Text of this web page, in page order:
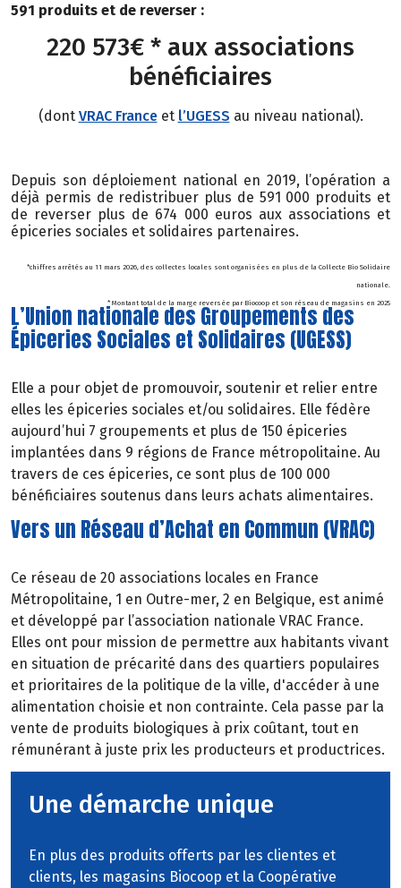
591 produits et de reverser :
220 573€ * aux associations
bénéficiaires
(dont VRAC Franceet l’UGESS au niveau national).
Depuis son déploiement national en 2019, l’opération a
déjà permis de redistribuer plus de 591 000 produits et
de reverser plus de 674 000 euros aux associations et
épiceries sociales et solidaires partenaires.
*chiffres arrêtés au 11 mars 2026, des collectes locales sont organisées en plus de la Collecte Bio Solidaire
nationale.
* Montant total de la marge reversée par Biocoop et son réseau de magasins en 2025
L’Union nationale des Groupements des
Épiceries Sociales et Solidaires (UGESS)
Elle a pour objet de promouvoir, soutenir et relier entre
elles les épiceries sociales et/ou solidaires. Elle fédère
aujourd’hui 7 groupements et plus de 150 épiceries
implantées dans 9 régions de France métropolitaine. Au
travers de ces épiceries, ce sont plus de 100 000
bénéficiaires soutenus dans leurs achats alimentaires.
Vers un Réseau d’Achat en Commun (VRAC)
Ce réseau de 20 associations locales en France
Métropolitaine, 1 en Outre-mer, 2 en Belgique, est animé
et développé par l’association nationale VRAC France.
Elles ont pour mission de permettre aux habitants vivant
en situation de précarité dans des quartiers populaires
et prioritaires de la politique de la ville, d'accéder à une
alimentation choisie et non contrainte. Cela passe par la
vente de produits biologiques à prix coûtant, tout en
rémunérant à juste prix les producteurs et productrices.
Une démarche unique
En plus des produits offerts par les clientes et
clients, les magasins Biocoop et la Coopérative